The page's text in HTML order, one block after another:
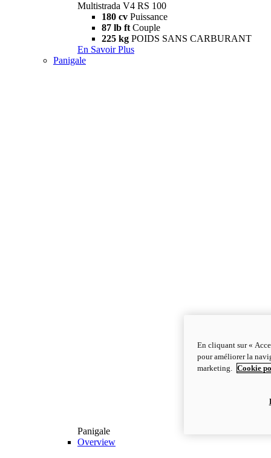
Multistrada V4 RS 100
180 cv Puissance
87 lb ft Couple
225 kg POIDS SANS CARBURANT
En Savoir Plus
Panigale
Panigale
Overview
En cliquant sur «
pour améliorer la
marketing.
Cookie